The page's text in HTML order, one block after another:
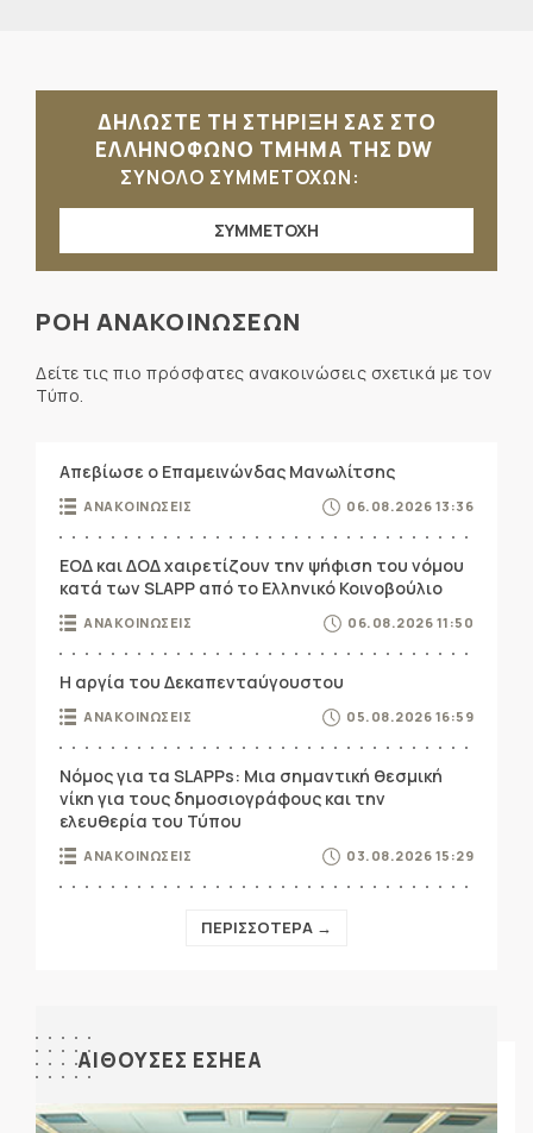
ΔΗΛΩΣΤΕ ΤΗ ΣΤΗΡΙΞΗ ΣΑΣ ΣΤΟ
ΕΛΛΗΝΟΦΩΝΟ ΤΜΗΜΑ ΤΗΣ DW
ΣΥΝΟΛΟ ΣΥΜΜΕΤΟΧΩΝ:
ΣΥΜΜΕΤΟΧΗ
ΡΟΗ ΑΝΑΚΟΙΝΩΣΕΩΝ
Δείτε τις πιο πρόσφατες ανακοινώσεις σχετικά με τον
Τύπο.
Απεβίωσε ο Επαμεινώνδας Μανωλίτσης
ΑΝΑΚΟΙΝΩΣΕΙΣ 06.08.2026 13:36
ΕΟΔ και ΔΟΔ χαιρετίζουν την ψήφιση του νόμου
κατά των SLAPP από το Ελληνικό Κοινοβούλιο
ΑΝΑΚΟΙΝΩΣΕΙΣ 06.08.2026 11:50
Η αργία του Δεκαπενταύγουστου
ΑΝΑΚΟΙΝΩΣΕΙΣ 05.08.2026 16:59
Νόμος για τα SLAPPs: Μια σημαντική θεσμική
νίκη για τους δημοσιογράφους και την
ελευθερία του Τύπου
ΑΝΑΚΟΙΝΩΣΕΙΣ 03.08.2026 15:29
ΠΕΡΙΣΣΟΤΕΡΑ →
ΑΙΘΟΥΣΕΣ ΕΣΗΕΑ